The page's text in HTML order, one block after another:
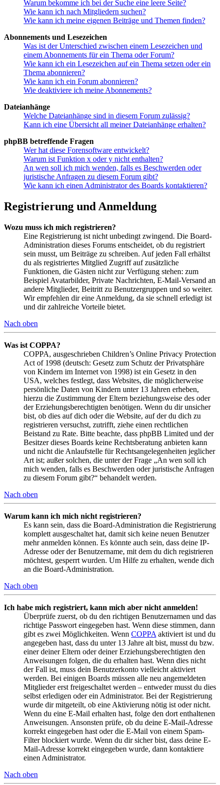
Warum bekomme ich bei der Suche eine leere Seite?
Wie kann ich nach Mitgliedern suchen?
Wie kann ich meine eigenen Beiträge und Themen finden?
Abonnements und Lesezeichen
Was ist der Unterschied zwischen einem Lesezeichen und
einem Abonnements für ein Thema oder Forum?
Wie kann ich ein Lesezeichen auf ein Thema setzen oder ein
Thema abonnieren?
Wie kann ich ein Forum abonnieren?
Wie deaktiviere ich meine Abonnements?
Dateianhänge
Welche Dateianhänge sind in diesem Forum zulässig?
Kann ich eine Übersicht all meiner Dateianhänge erhalten?
phpBB betreffende Fragen
Wer hat diese Forensoftware entwickelt?
Warum ist Funktion x oder y nicht enthalten?
An wen soll ich mich wenden, falls es Beschwerden oder
juristische Anfragen zu diesem Forum gibt?
Wie kann ich einen Administrator des Boards kontaktieren?
Registrierung und Anmeldung
Wozu muss ich mich registrieren?
Eine Registrierung ist nicht unbedingt zwingend. Die Board-
Administration dieses Forums entscheidet, ob du registriert
sein musst, um Beiträge zu schreiben. Auf jeden Fall erhältst
du als registriertes Mitglied Zugriff auf zusätzliche
Funktionen, die Gästen nicht zur Verfügung stehen: zum
Beispiel Avatarbilder, Private Nachrichten, E-Mail-Versand an
andere Mitglieder, Beitritt zu Benutzergruppen und so weiter.
Wir empfehlen dir eine Anmeldung, da sie schnell erledigt ist
und dir zahlreiche Vorteile bietet.
Nach oben
Was ist COPPA?
COPPA, ausgeschrieben Children’s Online Privacy Protection
Act of 1998 (deutsch: Gesetz zum Schutz der Privatsphäre
von Kindern im Internet von 1998) ist ein Gesetz in den
USA, welches festlegt, dass Websites, die möglicherweise
persönliche Daten von Kindern unter 13 Jahren erheben,
hierzu die Zustimmung der Eltern beziehungsweise des oder
der Erziehungsberechtigten benötigen. Wenn du dir unsicher
bist, ob dies auf dich oder die Website, auf der du dich zu
registrieren versuchst, zutrifft, ziehe einen rechtlichen
Beistand zu Rate. Bitte beachte, dass phpBB Limited und der
Besitzer dieses Boards keine Rechtsberatung anbieten kann
und nicht die Anlaufstelle für Rechtsangelegenheiten jeglicher
Art ist; außer solchen, die unter der Frage „An wen soll ich
mich wenden, falls es Beschwerden oder juristische Anfragen
zu diesem Forum gibt?“ behandelt werden.
Nach oben
Warum kann ich mich nicht registrieren?
Es kann sein, dass die Board-Administration die Registrierung
komplett ausgeschaltet hat, damit sich keine neuen Benutzer
mehr anmelden können. Es könnte auch sein, dass deine IP-
Adresse oder der Benutzername, mit dem du dich registrieren
möchtest, gesperrt wurden. Um Hilfe zu erhalten, wende dich
an die Board-Administration.
Nach oben
Ich habe mich registriert, kann mich aber nicht anmelden!
Überprüfe zuerst, ob du den richtigen Benutzernamen und das
richtige Passwort eingegeben hast. Wenn diese stimmen, dann
gibt es zwei Möglichkeiten. Wenn COPPA aktiviert ist und du
angegeben hast, dass du unter 13 Jahre alt bist, musst du bzw.
einer deiner Eltern oder deiner Erziehungsberechtigten den
Anweisungen folgen, die du erhalten hast. Wenn dies nicht
der Fall ist, muss dein Benutzerkonto vielleicht aktiviert
werden. Bei einigen Boards müssen alle neu angemeldeten
Mitglieder erst freigeschaltet werden – entweder musst du dies
selbst erledigen oder ein Administrator. Bei der Registrierung
wurde dir mitgeteilt, ob eine Aktivierung nötig ist oder nicht.
Wenn du eine E-Mail erhalten hast, folge den dort enthaltenen
Anweisungen. Ansonsten prüfe, ob du deine E-Mail-Adresse
korrekt eingegeben hast oder die E-Mail von einem Spam-
Filter blockiert wurde. Wenn du dir sicher bist, dass deine E-
Mail-Adresse korrekt eingegeben wurde, dann kontaktiere
einen Administrator.
Nach oben